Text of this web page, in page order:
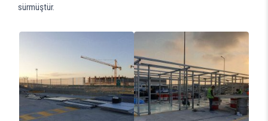
sürmüştür.